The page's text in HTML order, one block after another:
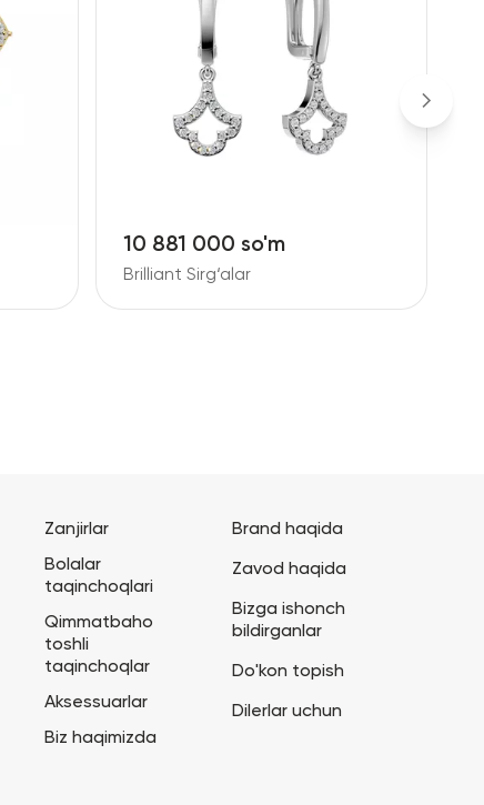
10 881 000 so'm
Brilliant Sirg‘alar
Zanjirlar
Bolalar
taqinchoqlari
Qimmatbaho
toshli
taqinchoqlar
Aksessuarlar
Biz haqimizda
Brand haqida
Zavod haqida
Bizga ishonch
bildirganlar
Do'kon topish
Dilerlar uchun